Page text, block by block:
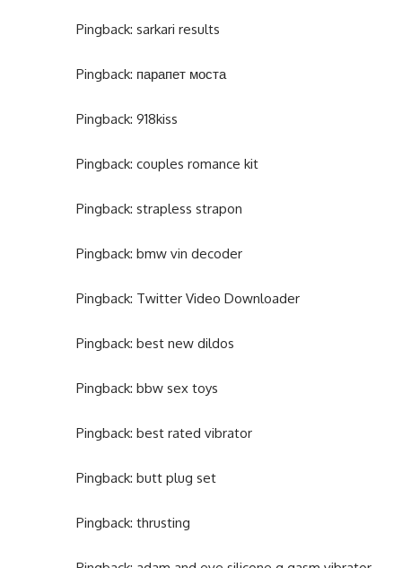
Pingback: sarkari results
Pingback: парапет моста
Pingback: 918kiss
Pingback: couples romance kit
Pingback: strapless strapon
Pingback: bmw vin decoder
Pingback: Twitter Video Downloader
Pingback: best new dildos
Pingback: bbw sex toys
Pingback: best rated vibrator
Pingback: butt plug set
Pingback: thrusting